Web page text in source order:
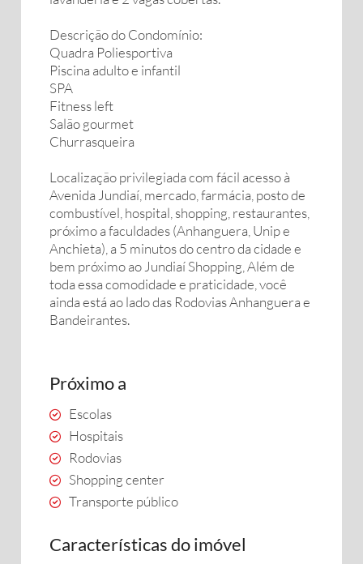
Descrição do Condomínio:
Quadra Poliesportiva
Piscina adulto e infantil
SPA
Fitness left
Salão gourmet
Churrasqueira
Localização privilegiada com fácil acesso à
Avenida Jundiaí, mercado, farmácia, posto de
combustível, hospital, shopping, restaurantes,
próximo a faculdades (Anhanguera, Unip e
Anchieta), a 5 minutos do centro da cidade e
bem próximo ao Jundiaí Shopping, Além de
toda essa comodidade e praticidade, você
ainda está ao lado das Rodovias Anhanguera e
Bandeirantes.
Próximo a
Escolas
Hospitais
Rodovias
Shopping center
Transporte público
Características do imóvel